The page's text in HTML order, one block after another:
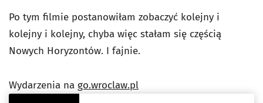
Po tym filmie postanowiłam zobaczyć kolejny i
kolejny i kolejny, chyba więc stałam się częścią
Nowych Horyzontów. I fajnie.
Wydarzenia na go.wroclaw.pl